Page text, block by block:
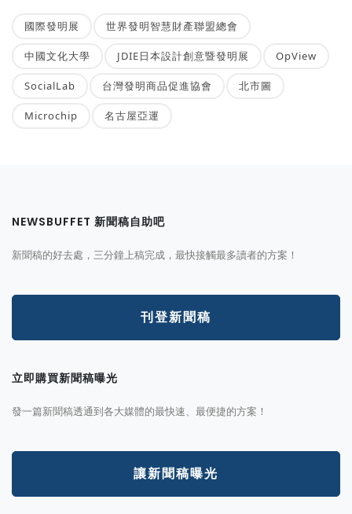
國際發明展 世界發明智慧財產聯盟總會
中國文化大學 JDIE日本設計創意暨發明展 OpView
SocialLab 台灣發明商品促進協會 北市圖
Microchip 名古屋亞運
NEWSBUFFET 新聞稿自助吧
新聞稿的好去處，三分鐘上稿完成，最快接觸最多讀者的方案！
刊登新聞稿
立即購買新聞稿曝光
發一篇新聞稿透通到各大媒體的最快速、最便捷的方案！
讓新聞稿曝光